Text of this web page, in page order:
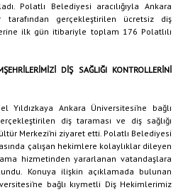
Polatlı Belediyesi aracılığıyla Ankara
tarafından gerçekleştirilen ücretsiz diş
ilk gün itibariyle toplam 176 Polatlılı
DİŞ SAĞLIĞI KONTROLLERİNİ
Yıldızkaya Ankara Üniversitesi’ne bağlı
diş taraması ve diş sağlığı
Merkezi’ni ziyaret etti. Polatlı Belediyesi
çalışan hekimlere kolaylıklar dileyen
hizmetinden yararlanan vatandaşlara
Konuya ilişkin açıklamada bulunan
bağlı kıymetli Diş Hekimlerimiz